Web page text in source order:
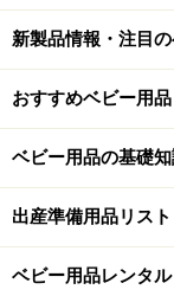
新製品情報・注目
おすすめベビー用品
ベビー用品の基礎
出産準備用品リスト
ベビー用品レンタ